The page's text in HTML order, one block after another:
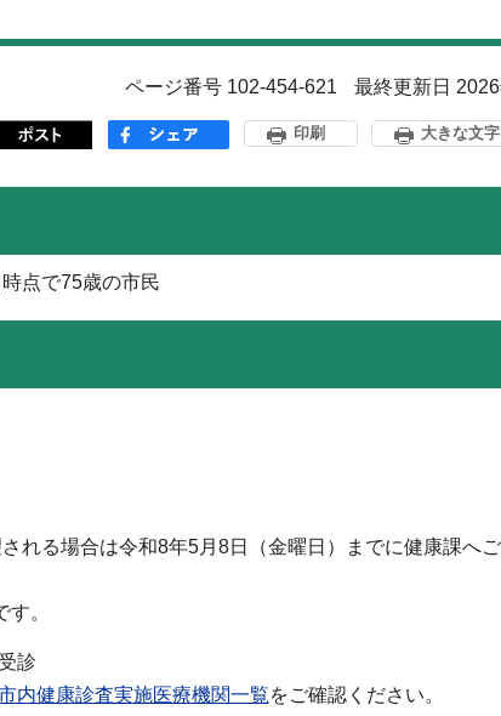
ページ番号 102-454-621 最終更新日
印刷 大きな文
点で75歳の市民
れる場合は令和8年5月8日（金曜日）までに健康課へ
。
診
内健康診査実施医療機関一覧をご確認ください。